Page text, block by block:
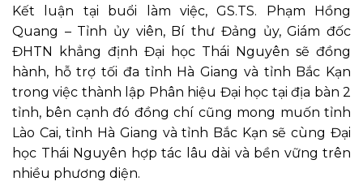
Kết luận tại buổi làm việc, GS.TS. Phạm Hồng
Quang – Tỉnh ủy viên, Bí thư Đảng ủy, Giám đốc
ĐHTN khẳng định Đại học Thái Nguyên sẽ đồng
hành, hỗ trợ tối đa tỉnh Hà Giang và tỉnh Bắc Kạn
trong việc thành lập Phân hiệu Đại học tại địa bàn 2
tỉnh, bên cạnh đó đồng chí cũng mong muốn tỉnh
Lào Cai, tỉnh Hà Giang và tỉnh Bắc Kạn sẽ cùng Đại
học Thái Nguyên hợp tác lâu dài và bền vững trên
nhiều phương diện.